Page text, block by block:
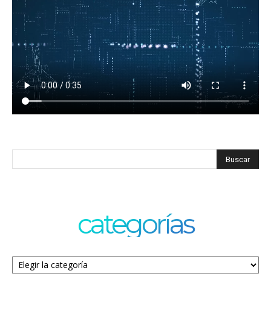
categorías
Categorías